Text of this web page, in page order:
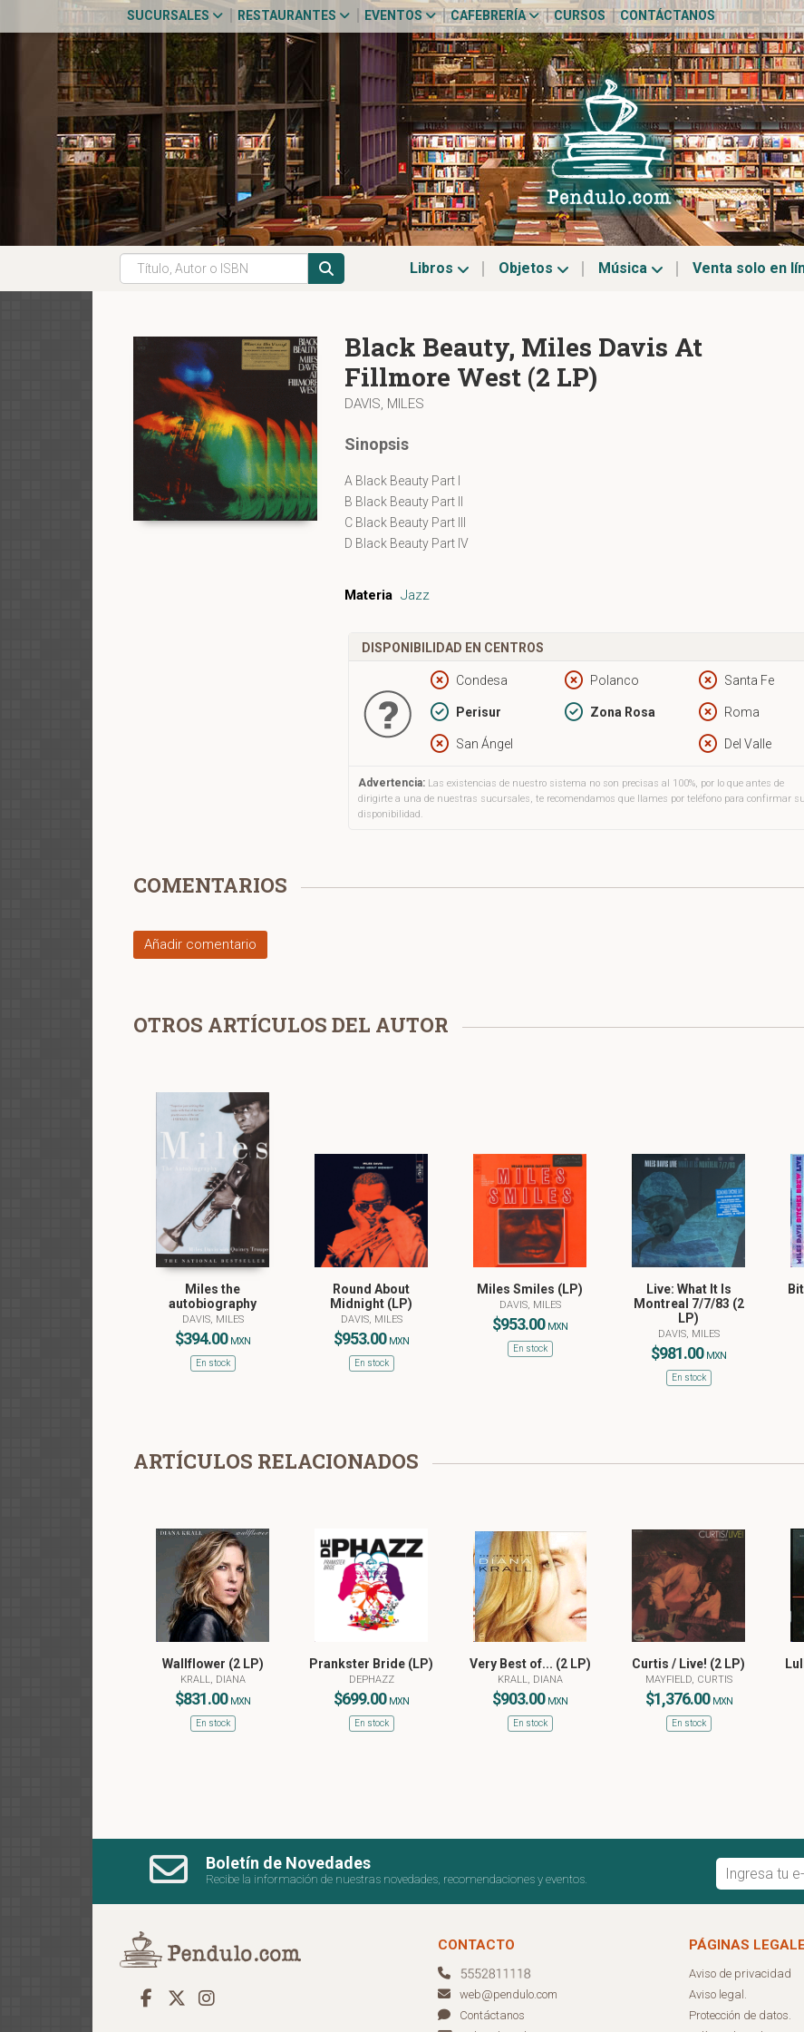
SUCURSALES RESTAURANTES EVENTOS CAFEBRERÍA CURSOS CONTÁCTANOS
Libros Objetos Música Venta solo en
Black Beauty, Miles Davis At
Fillmore West (2 LP)
DAVIS, MILES
Sinopsis
A Black Beauty Part I
B Black Beauty Part II
C Black Beauty Part III
D Black Beauty Part IV
Materia Jazz
DISPONIBILIDAD EN CENTROS
Condesa Polanco Santa Fe
Perisur Zona Rosa Roma
San Ángel Del Valle
Advertencia: Las existencias de nuestro sistema no son precisas al 100%, por lo que antes de
dirigirte a una de nuestras sucursales, te recomendamos que llames por teléfono para confirmar su
disponibilidad.
COMENTARIOS
Añadir comentario
OTROS ARTÍCULOS DEL AUTOR
Miles the
autobiography
DAVIS, MILES
$394.00 MXN
En stock
Round About
Midnight (LP)
DAVIS, MILES
$953.00 MXN
En stock
Miles Smiles (LP)
DAVIS, MILES
$953.00 MXN
En stock
Live: What It Is
Montreal 7/7/83 (2
LP)
DAVIS, MILES
$981.00 MXN
En stock
ARTÍCULOS RELACIONADOS
Wallflower (2 LP)
KRALL, DIANA
$831.00 MXN
En stock
Prankster Bride (LP)
DEPHAZZ
$699.00 MXN
En stock
Very Best of... (2 LP)
KRALL, DIANA
$903.00 MXN
En stock
Curtis / Live! (2 LP)
MAYFIELD, CURTIS
$1,376.00 MXN
En stock
Boletín de Novedades
Recibe la información de nuestras novedades, recomendaciones y eventos.
CONTACTO
web@pendulo.com
Contáctanos
PÁGINAS
Aviso de privacidad
Aviso legal.
Protección de datos.